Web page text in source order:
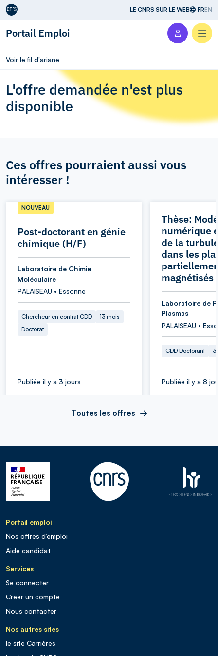
Aller au contenu LE CNRS SUR LE WEB FREN
Portail Emploi
Voir le fil d'ariane
L'offre demandée n'est plus
disponible
Ces offres pourraient aussi vous
intéresser !
Post-doctorant en génie
chimique (H/F)
NOUVEAU
Laboratoire de Chimie
Moléculaire
PALAISEAU • Essonne
Chercheur en contrat CDD
13 mois
Doctorat
Publiée il y a 3 jours
Thèse:
numérique
de la
dans les
magnétisés
Laboratoire de
Plasmas
PALAISEAU •
CDD Doctorant
Publiée il y a 8
Toutes les offres
Portail emploi
Nos offres d’emploi
Aide candidat
Services
Se connecter
Créer un compte
Nous contacter
Nos autres sites
le site Carrières